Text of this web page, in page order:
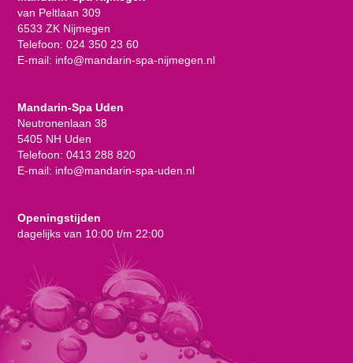
van Peltlaan 309
6533 ZK Nijmegen
Telefoon: 024 350 23 60
E-mail: info@mandarin-spa-nijmegen.nl
Mandarin-Spa Uden
Neutronenlaan 38
5405 NH Uden
Telefoon: 0413 288 820
E-mail: info@mandarin-spa-uden.nl
Openingstijden
dagelijks van 10:00 t/m 22:00